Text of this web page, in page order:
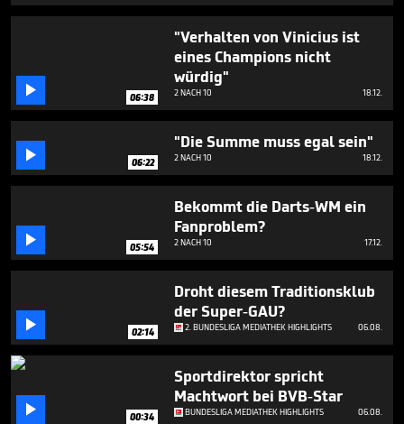
 06:38
"Verhalten von Vinicius ist
eines Champions nicht
würdig"
2 NACH 10 18.12.
 06:22
"Die Summe muss egal sein"
2 NACH 10 18.12.
 05:54
Bekommt die Darts-WM ein
Fanproblem?
2 NACH 10 17.12.
 02:14
Droht diesem Traditionsklub
der Super-GAU?
2. BUNDESLIGA MEDIATHEK HIGHLIGHTS 06.08.
 00:34
Sportdirektor spricht
Machtwort bei BVB-Star
BUNDESLIGA MEDIATHEK HIGHLIGHTS 06.08.